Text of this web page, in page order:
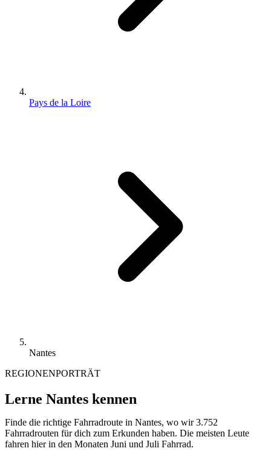
Pays de la Loire
Nantes
REGIONENPORTRÄT
Lerne Nantes kennen
Finde die richtige Fahrradroute in Nantes, wo wir 3.752
Fahrradrouten für dich zum Erkunden haben. Die meisten Leute
fahren hier in den Monaten Juni und Juli Fahrrad.